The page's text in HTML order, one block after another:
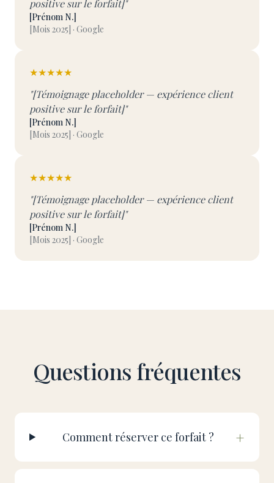
positive sur le forfait]"
[Prénom N.]
[Mois 2025] · Google
★★★★★
"[Témoignage placeholder — expérience client
positive sur le forfait]"
[Prénom N.]
[Mois 2025] · Google
★★★★★
"[Témoignage placeholder — expérience client
positive sur le forfait]"
[Prénom N.]
[Mois 2025] · Google
Questions fréquentes
Comment réserver ce forfait ? +